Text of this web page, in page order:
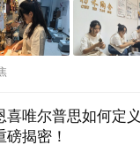
喜唯尔普思如何定
揭密！